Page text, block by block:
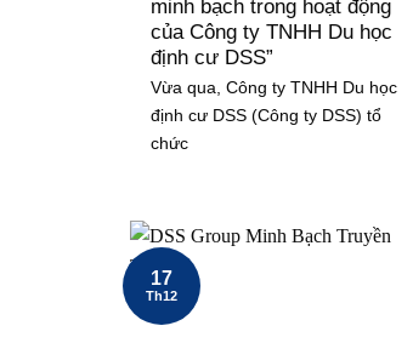
minh bạch trong hoạt động
của Công ty TNHH Du học
định cư DSS”
Vừa qua, Công ty TNHH Du học
định cư DSS (Công ty DSS) tổ
chức
17
Th12